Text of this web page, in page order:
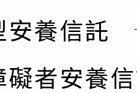
養信託
礙者安養